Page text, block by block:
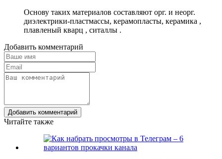
Основу таких материалов составляют орг. и неорг.
диэлектрики-пластмассы, керамопласты, керамика ,
плавленый кварц , ситаллы .
Добавить комментарий
Добавить комментарий
Читайте также